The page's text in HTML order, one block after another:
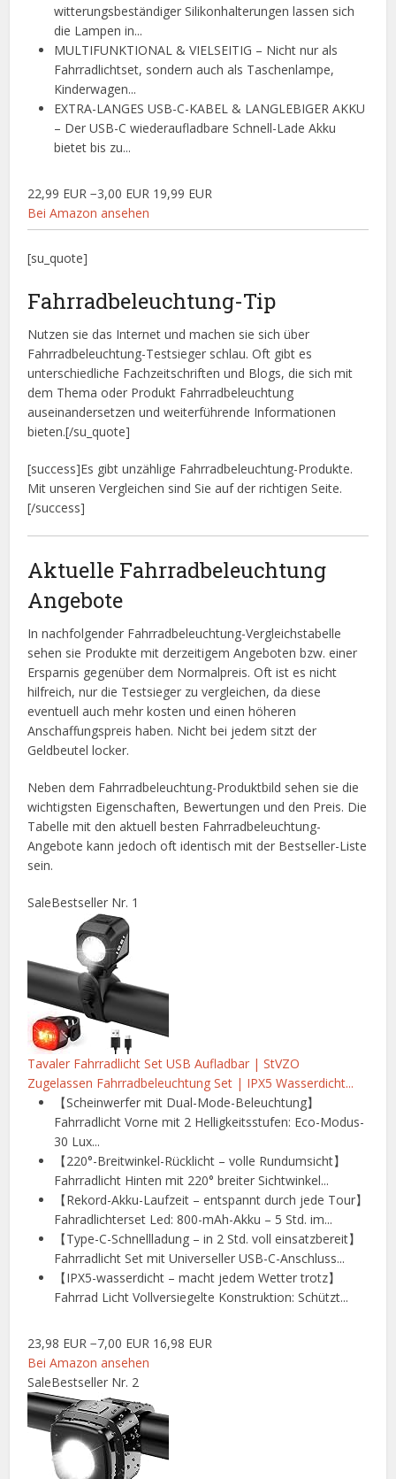
witterungsbeständiger Silikonhalterungen lassen sich
die Lampen in...
MULTIFUNKTIONAL & VIELSEITIG – Nicht nur als
Fahrradlichtset, sondern auch als Taschenlampe,
Kinderwagen...
EXTRA-LANGES USB-C-KABEL & LANGLEBIGER AKKU
– Der USB-C wiederaufladbare Schnell-Lade Akku
bietet bis zu...
22,99 EUR −3,00 EUR 19,99 EUR
Bei Amazon ansehen
[su_quote]
Fahrradbeleuchtung-Tip
Nutzen sie das Internet und machen sie sich über
Fahrradbeleuchtung-Testsieger schlau. Oft gibt es
unterschiedliche Fachzeitschriften und Blogs, die sich mit
dem Thema oder Produkt Fahrradbeleuchtung
auseinandersetzen und weiterführende Informationen
bieten.[/su_quote]
[success]Es gibt unzählige Fahrradbeleuchtung-Produkte.
Mit unseren Vergleichen sind Sie auf der richtigen Seite.
[/success]
Aktuelle Fahrradbeleuchtung
Angebote
In nachfolgender Fahrradbeleuchtung-Vergleichstabelle
sehen sie Produkte mit derzeitigem Angeboten bzw. einer
Ersparnis gegenüber dem Normalpreis. Oft ist es nicht
hilfreich, nur die Testsieger zu vergleichen, da diese
eventuell auch mehr kosten und einen höheren
Anschaffungspreis haben. Nicht bei jedem sitzt der
Geldbeutel locker.
Neben dem Fahrradbeleuchtung-Produktbild sehen sie die
wichtigsten Eigenschaften, Bewertungen und den Preis. Die
Tabelle mit den aktuell besten Fahrradbeleuchtung-
Angebote kann jedoch oft identisch mit der Bestseller-Liste
sein.
SaleBestseller Nr. 1
Tavaler Fahrradlicht Set USB Aufladbar | StVZO
Zugelassen Fahrradbeleuchtung Set | IPX5 Wasserdicht...
【Scheinwerfer mit Dual-Mode-Beleuchtung】
Fahrradlicht Vorne mit 2 Helligkeitsstufen: Eco-Modus-
30 Lux...
【220°-Breitwinkel-Rücklicht – volle Rundumsicht】
Fahrradlicht Hinten mit 220° breiter Sichtwinkel...
【Rekord-Akku-Laufzeit – entspannt durch jede Tour】
Fahradlichterset Led: 800-mAh-Akku – 5 Std. im...
【Type-C-Schnellladung – in 2 Std. voll einsatzbereit】
Fahrradlicht Set mit Universeller USB-C-Anschluss...
【IPX5-wasserdicht – macht jedem Wetter trotz】
Fahrrad Licht Vollversiegelte Konstruktion: Schützt...
23,98 EUR −7,00 EUR 16,98 EUR
Bei Amazon ansehen
SaleBestseller Nr. 2